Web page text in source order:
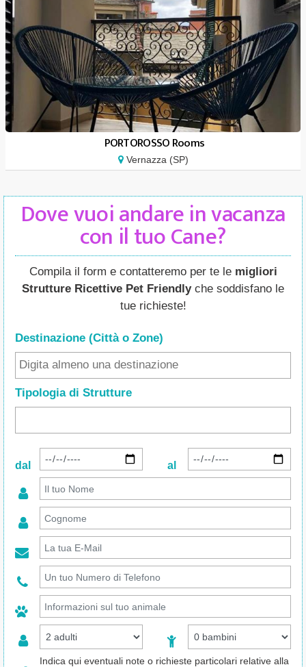
PORTOROSSO Rooms
Vernazza (SP)
Dove vuoi andare in vacanza
con il tuo Cane?
Compila il form e contatteremo per te le migliori
Strutture Ricettive Pet Friendlyche soddisfano le
tue richieste!
Destinazione (Città o Zone)
Tipologia di Strutture
dal al
Indica qui eventuali note o richieste particolari relative alla